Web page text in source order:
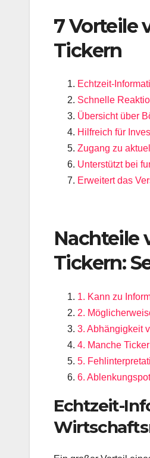
7 Vorteile
Tickern
Echtzeit-
Schnelle
Übersicht über
Hilfreich für
Zugang zu
Unterstützt bei
Erweitert das
Nachteile
Tickern:
1. Kann zu
2.
3. Abhängigkeit
4. Manche
5.
6.
Echtzeit-